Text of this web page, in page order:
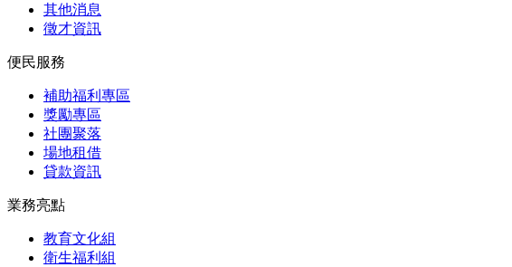
其他消息
徵才資訊
便民服務
補助福利專區
獎勵專區
社團聚落
場地租借
貸款資訊
業務亮點
教育文化組
衛生福利組